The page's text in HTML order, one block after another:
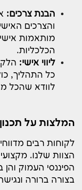
הבנת צרכים:
והצרכים
מותאמות
הכלכליות.
ליווי אישי:
כל התהליך,
לוודא שהכל
המלצות על תכנון
לקוחות רבים
הצוות שלנו.
הפיננסי העמוק והן
בצורה ברורה